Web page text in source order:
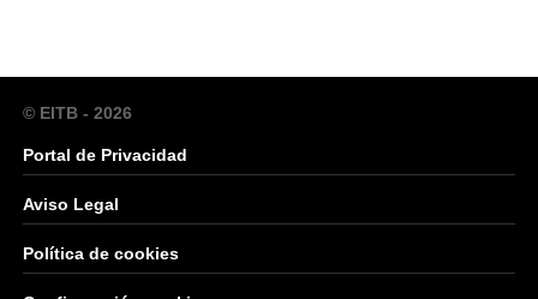
© EITB - 2026
Portal de Privacidad
Aviso Legal
Política de cookies